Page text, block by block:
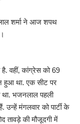
शर्मा ने आज शपथ
है. वहीं, कांग्रेस को 69
हुआ था. एक सीट पर
था. भजनलाल पहली
मंगलवार को पार्टी के
तावड़े की मौजूदगी में